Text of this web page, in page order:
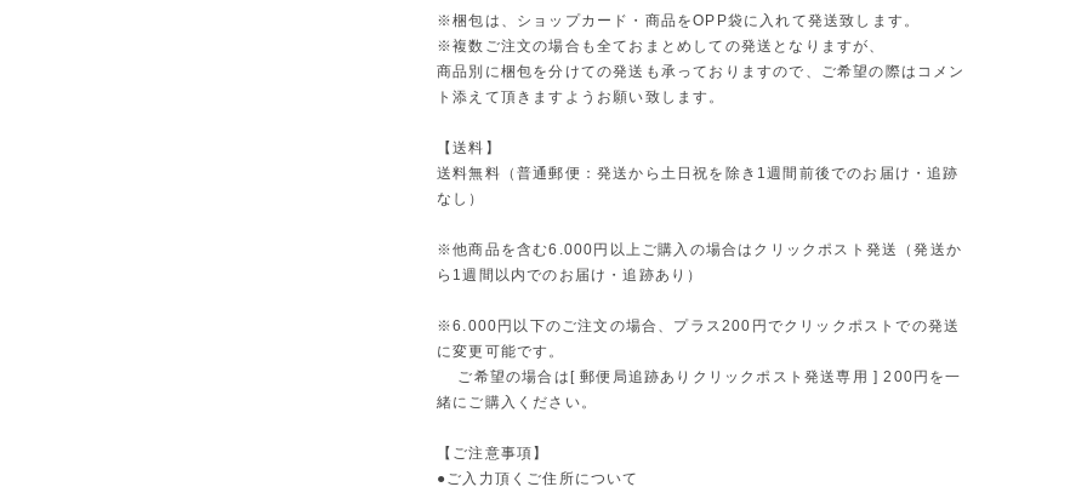
※梱包は、ショップカード・商品をOPP袋に入れて発送致します。
※複数ご注文の場合も全ておまとめしての発送となりますが、
商品別に梱包を分けての発送も承っておりますので、ご希望の際はコメン
ト添えて頂きますようお願い致します。
【送料】
送料無料（普通郵便：発送から土日祝を除き1週間前後でのお届け・追跡
なし）
※他商品を含む6.000円以上ご購入の場合はクリックポスト発送（発送か
ら1週間以内でのお届け・追跡あり）
※6.000円以下のご注文の場合、プラス200円でクリックポストでの発送
に変更可能です。
ご希望の場合は[ 郵便局追跡ありクリックポスト発送専用 ] 200円を一
緒にご購入ください。
【ご注意事項】
●ご入力頂くご住所について